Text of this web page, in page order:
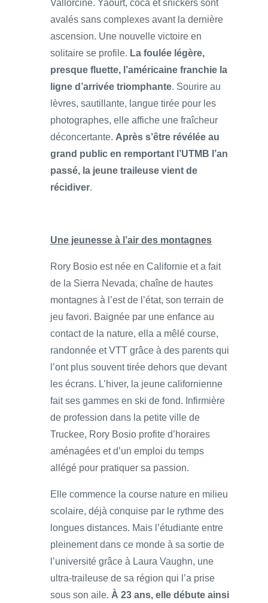
Vallorcine. Yaourt, coca et snickers sont
avalés sans complexes avant la dernière
ascension. Une nouvelle victoire en
solitaire se profile. La foulée légère,
presque fluette, l’américaine franchie la
ligne d’arrivée triomphante. Sourire au
lèvres, sautillante, langue tirée pour les
photographes, elle affiche une fraîcheur
déconcertante. Après s’être révélée au
grand public en remportant l’UTMB l’an
passé, la jeune traileuse vient de
récidiver.
Une jeunesse à l’air des montagnes
Rory Bosio est née en Californie et a fait
de la Sierra Nevada, chaîne de hautes
montagnes à l’est de l’état, son terrain de
jeu favori. Baignée par une enfance au
contact de la nature, ella a mêlé course,
randonnée et VTT grâce à des parents qui
l’ont plus souvent tirée dehors que devant
les écrans. L’hiver, la jeune californienne
fait ses gammes en ski de fond. Infirmière
de profession dans la petite ville de
Truckee, Rory Bosio profite d’horaires
aménagées et d’un emploi du temps
allégé pour pratiquer sa passion.
Elle commence la course nature en milieu
scolaire, déjà conquise par le rythme des
longues distances. Mais l’étudiante entre
pleinement dans ce monde à sa sortie de
l’université grâce à Laura Vaughn, une
ultra-traileuse de sa région qui l’a prise
sous son aile. À 23 ans, elle débute ainsi